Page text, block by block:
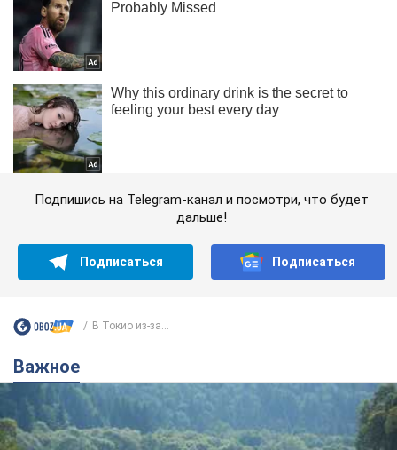
Подпишись на Telegram-канал и посмотри, что будет
дальше!
Подписаться Подписаться
В Токио из-за...
Важное